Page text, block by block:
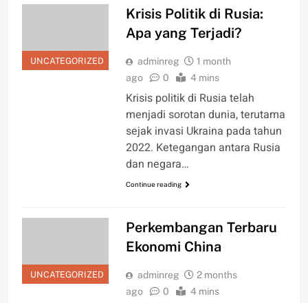
UNCATEGORIZED
Krisis Politik di Rusia:
Apa yang Terjadi?
adminreg
1 month
ago
0 4 mins
Krisis politik di Rusia telah
menjadi sorotan dunia, terutama
sejak invasi Ukraina pada tahun
2022. Ketegangan antara Rusia
dan negara…
Continue reading
UNCATEGORIZED
Perkembangan Terbaru
Ekonomi China
adminreg
2 months
ago
0 4 mins